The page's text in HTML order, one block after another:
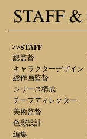
>>STAFF
総監督
キャラクターデザイン
総作画監督
シリーズ構成
チーフディレクター
美術監督
色彩設計
編集